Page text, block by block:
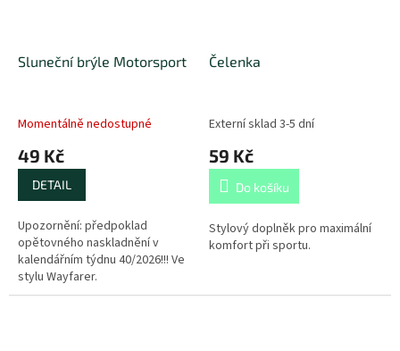
Sluneční brýle Motorsport
Momentálně nedostupné
49 Kč
DETAIL
Upozornění: předpoklad
opětovného naskladnění v
kalendářním týdnu 40/2026!!! Ve
stylu Wayfarer.
Čelenka
Externí sklad 3-5 dní
59 Kč
Do košíku
Stylový doplněk pro maximální
komfort při sportu.